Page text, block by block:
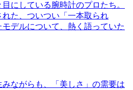
にしている腕時計のプロたち。
た、ついつい「一本取られ
デルについて、熱く語っていた
ながらも、「美しさ」の需要は